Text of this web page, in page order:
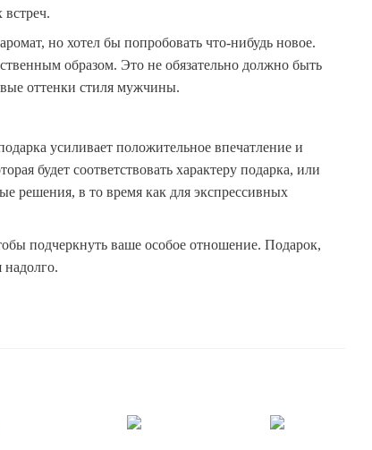
но хотел бы попробовать что-нибудь новое.
образом. Это не обязательно должно быть
оттенки стиля мужчины.
усиливает положительное впечатление и
будет соответствовать характеру подарка, или
решения, в то время как для экспрессивных
подчеркнуть ваше особое отношение. Подарок,